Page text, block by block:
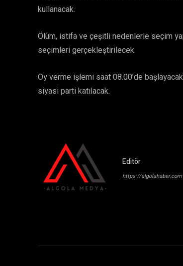
kullanacak.
Ölüm, istifa ve çeşitli nedenlerle seçim
seçimleri gerçekleştirilecek.
Oy verme işlemi saat 08.00’de
siyasi parti katılacak.
Editör
https://algolahaber.com